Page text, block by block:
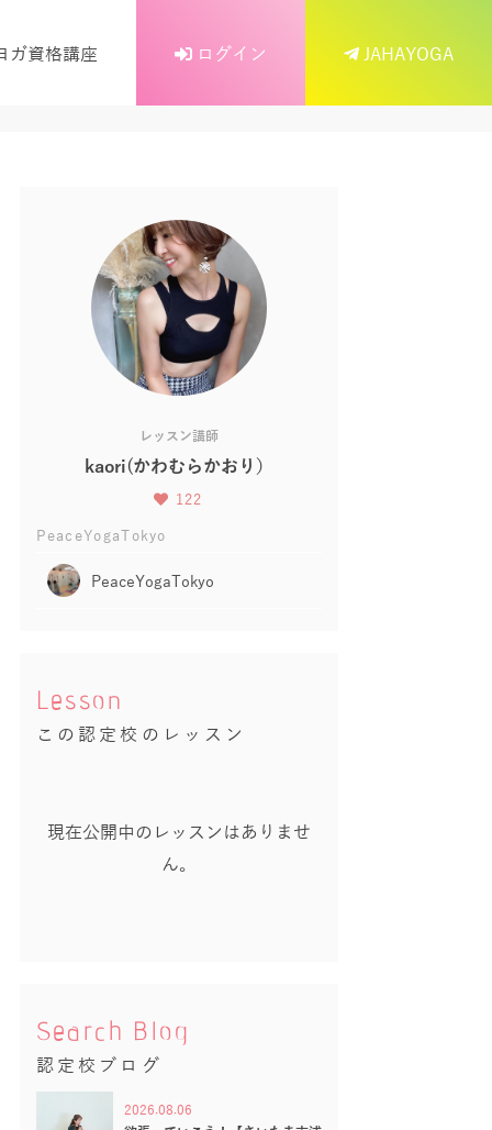
ガ資格講座 ログイン JAHAYOGA
レッスン講師
kaori(かわむらかおり）
122
PeaceYogaTokyo
PeaceYogaTokyo
Lesson
この認定校のレッスン
現在公開中のレッスンはありませ
ん。
Search Blog
認定校ブログ
2026.08.06